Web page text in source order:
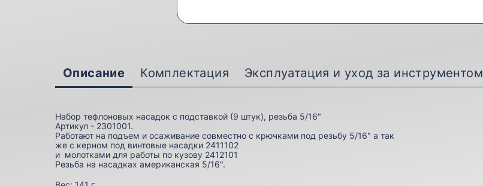
Описание Комплектация Эксплуатация и уход за инструментом
Набор тефлоновых насадок с подставкой (9 штук), резьба 5/16"
Артикул - 2301001.
Работают на подъем и осаживание совместно с крючками под резьбу 5/16" а так
же с керном под винтовые насадки 2411102
и молотками для работы по кузову 2412101
Резьба на насадках американская 5/16".